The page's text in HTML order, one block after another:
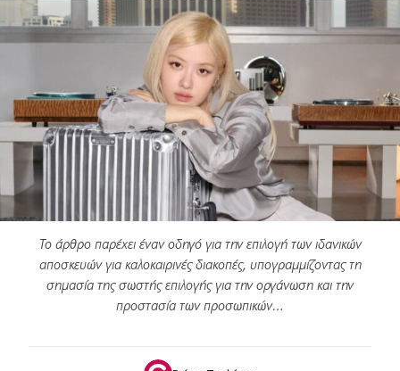
Το άρθρο παρέχει έναν οδηγό για την επιλογή των ιδανικών
αποσκευών για καλοκαιρινές διακοπές, υπογραμμίζοντας τη
σημασία της σωστής επιλογής για την οργάνωση και την
προστασία των προσωπικών…